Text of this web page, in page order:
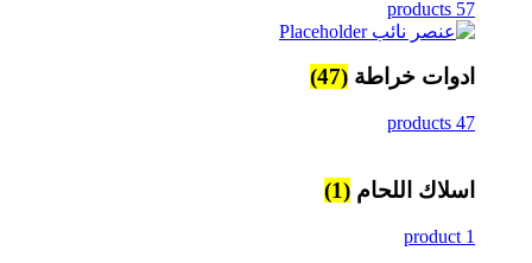
57 products
ادوات خراطة (47)
47 products
اسلاك اللحام (1)
1 product